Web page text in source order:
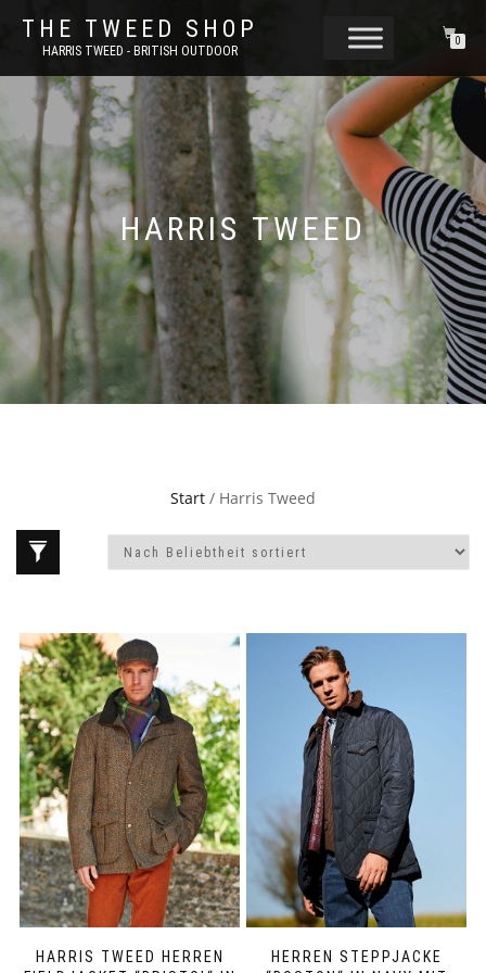
THE TWEED SHOP
HARRIS TWEED - BRITISH OUTDOOR
0
HARRIS TWEED
Start / Harris Tweed
HARRIS TWEED HERREN
HERREN STEPPJACKE